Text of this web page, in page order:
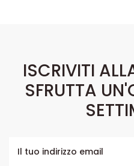
ISCRIVITI
SFRUTTA